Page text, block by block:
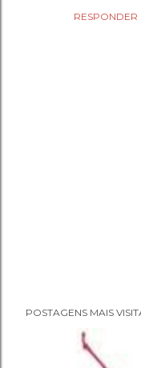
RESPONDER
o
POSTAGENS MAIS